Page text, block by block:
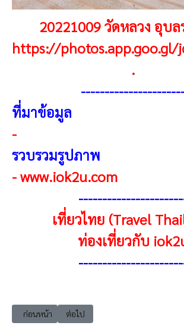
20221009 วัดหลวง อุบ
https://photos.app.goo.gl/
.
ที่มาข้อมูล
-
รวบรวมรูปภาพ
-www.iok2u.com
เที่ยวไทย (Travel
ท่องเที่ยวกับ
----------------------
เนื้อหาก่อนหน้า: 20221013 เที่ยวจอร์เจีย
ก่อนหน้า เนื้อหาถัดไป: 20221001 เที่ยวเชีย
ต่อไป